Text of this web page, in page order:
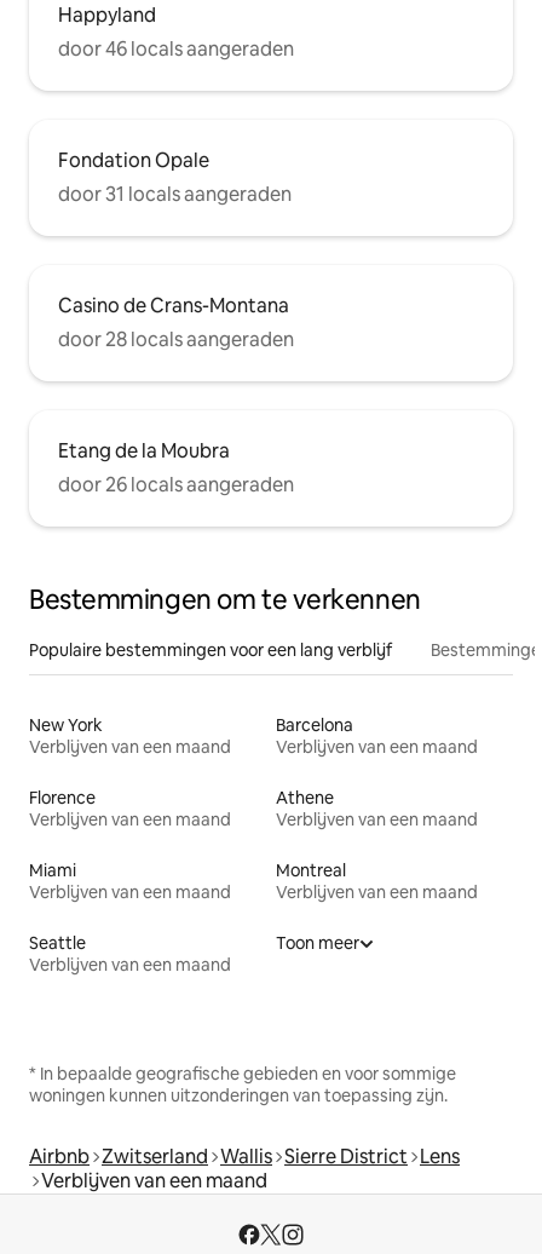
Happyland
door 46 locals aangeraden
Fondation Opale
door 31 locals aangeraden
Casino de Crans-Montana
door 28 locals aangeraden
Etang de la Moubra
door 26 locals aangeraden
Bestemmingen om te verkennen
Populaire bestemmingen voor een lang verblijf
New York
Verblijven van een maand
Barcelona
Verblijven van een maand
Florence
Verblijven van een maand
Athene
Verblijven van een maand
Miami
Verblijven van een maand
Montreal
Verblijven van een maand
Seattle
Verblijven van een maand
Toon meer
* In bepaalde geografische gebieden en voor sommige
woningen kunnen uitzonderingen van toepassing zijn.
Airbnb Zwitserland Wallis Sierre District Lens
Verblijven van een maand